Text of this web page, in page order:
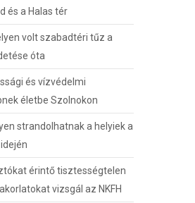
és a Halas tér
volt szabadtéri tűz a
óta
és vízvédelmi
életbe Szolnokon
strandolhatnak a helyiek a
érintő tisztességtelen
vizsgál az NKFH